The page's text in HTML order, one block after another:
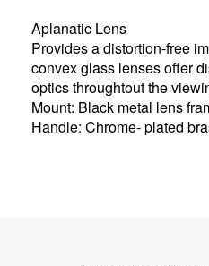
Aplanatic Lens
Provides a distortion-free
convex glass lenses offer
optics throughtout the
Mount: Black metal lens
Handle: Chrome- plated